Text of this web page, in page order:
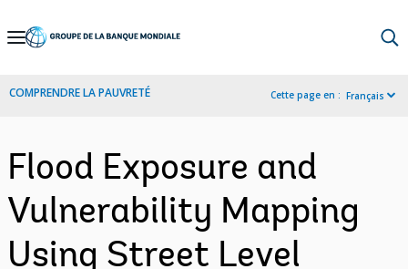
Skip
Navigation
COMPRENDRE LA PAUVRETÉ Cette page en : Français
Flood Exposure and
Vulnerability Mapping
Using Street Level